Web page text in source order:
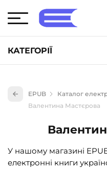
КАТЕГОРІЇ
Книги для дітей (836)
Науково-популярна
Навчальна література
EPUB
Каталог
Валентина Мастєрова
У нашому магазині
електронні книги